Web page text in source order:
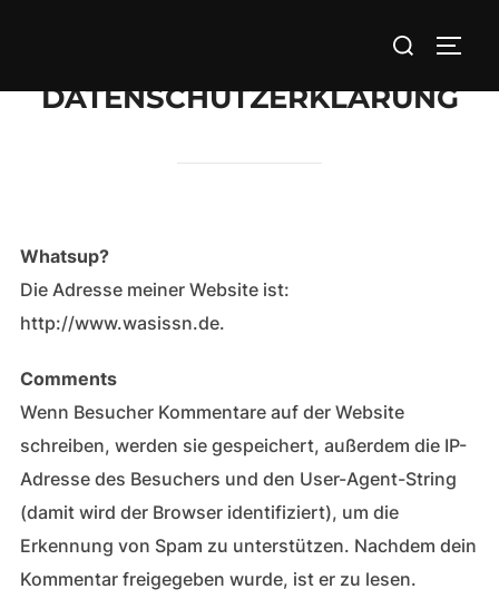
Suchen
DATENSCHUTZERKLÄRUNG
Whatsup?
Die Adresse meiner Website ist:
http://www.wasissn.de.
Comments
Wenn Besucher Kommentare auf der Website
schreiben, werden sie gespeichert, außerdem die IP-
Adresse des Besuchers und den User-Agent-String
(damit wird der Browser identifiziert), um die
Erkennung von Spam zu unterstützen. Nachdem dein
Kommentar freigegeben wurde, ist er zu lesen.